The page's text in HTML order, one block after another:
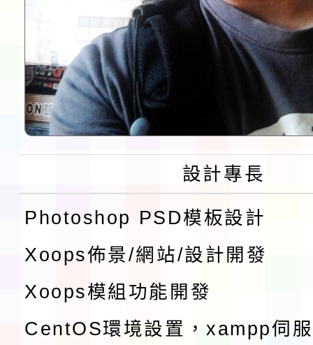
設計專長
Photoshop PSD模板設計
Xoops佈景/網站/設計開發
Xoops模組功能開發
CentOS環境設置，xampp伺